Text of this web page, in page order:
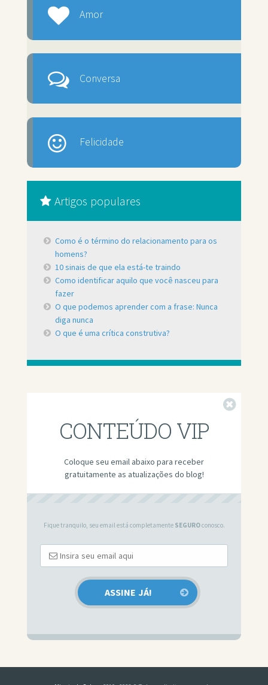
Amor
Conversa
Felicidade
Artigos populares
Como é o término do relacionamento para os
homens?
10 sinais de que ela está-te traindo
Como identificar aquilo que você nasceu para
fazer
O que podemos aprender com a frase: Nunca
diga nunca
O que é uma crítica construtiva?
CONTEÚDO VIP
Coloque seu email abaixo para receber
gratuitamente as atualizações do blog!
Fique tranquilo, seu email está completamente SEGUROconosco.